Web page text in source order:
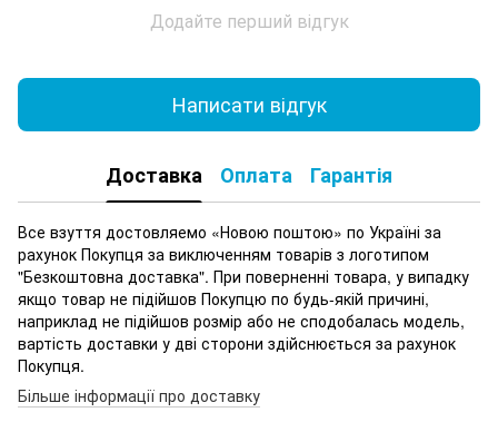
Додайте перший відгук
Написати відгук
Доставка Оплата Гарантія
Все взуття достовляемо «Новою поштою» по Україні за
рахунок Покупця за виключенням товарів з логотипом
"Безкоштовна доставка". При поверненні товара, у випадку
якщо товар не підійшов Покупцю по будь-якій причині,
наприклад не підійшов розмір або не сподобалась модель,
вартість доставки у дві сторони здійснюється за рахунок
Покупця.
Більше інформації про доставку